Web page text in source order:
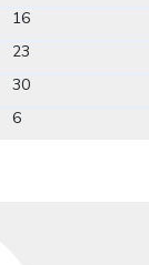
16
23
30
6